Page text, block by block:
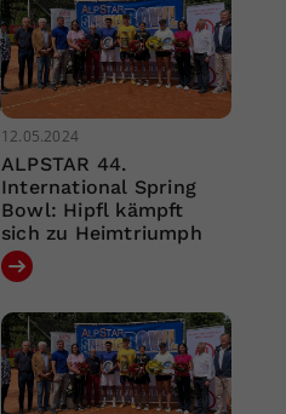
12.05.2024
ALPSTAR 44.
International Spring
Bowl: Hipfl kämpft
sich zu Heimtriumph